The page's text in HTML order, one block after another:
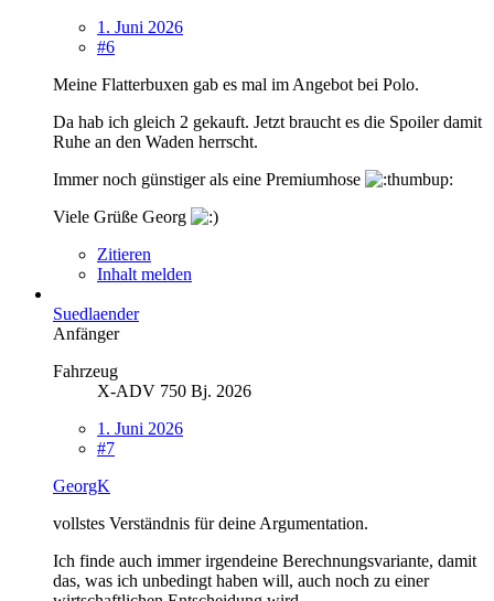
1. Juni 2026
#6
Meine Flatterbuxen gab es mal im Angebot bei Polo.
Da hab ich gleich 2 gekauft. Jetzt braucht es die Spoiler damit
Ruhe an den Waden herrscht.
Immer noch günstiger als eine Premiumhose
Viele Grüße Georg
Zitieren
Inhalt melden
Suedlaender
Anfänger
Fahrzeug
X-ADV 750 Bj. 2026
1. Juni 2026
#7
GeorgK
vollstes Verständnis für deine Argumentation.
Ich finde auch immer irgendeine Berechnungsvariante, damit
das, was ich unbedingt haben will, auch noch zu einer